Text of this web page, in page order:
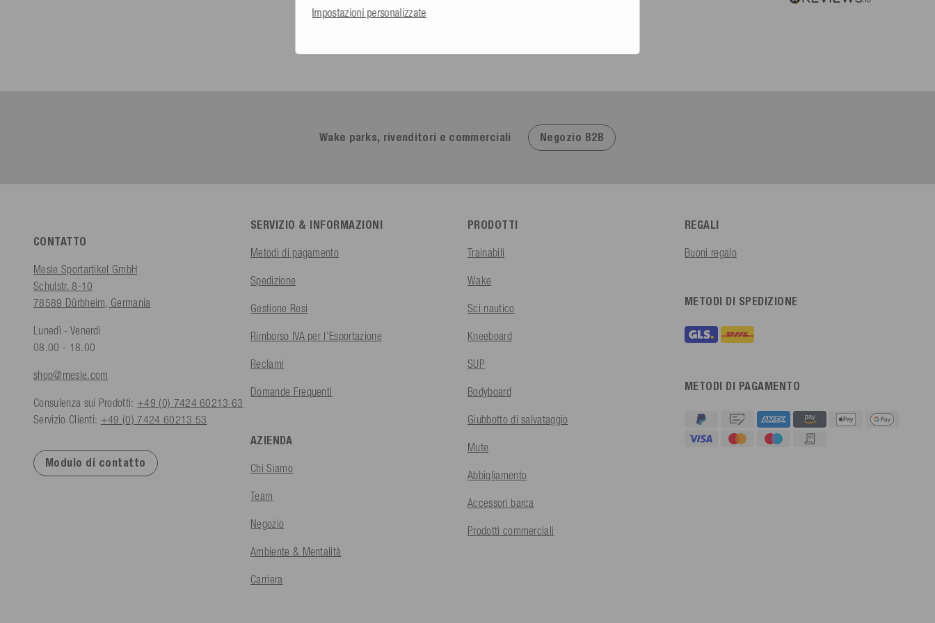
Eccezionale
Wake parks, rivenditori e commerciali Negozio B2B
CONTATTO
Mesle Sportartikel GmbH
Schulstr. 8-10
78589 Dürbheim, Germania
Lunedì - Venerdì
08.00 - 18.00
shop@mesle.com
Consulenza sui Prodotti: +49 (0) 7424 60213 63
Servizio Clienti: +49 (0) 7424 60213 53
Modulo di contatto
SERVIZIO & INFORMAZIONI
Metodi di pagamento
Spedizione
Gestione Resi
Rimborso IVA per l'Esportazione
Reclami
Domande Frequenti
AZIENDA
Chi Siamo
Team
Negozio
Ambiente & Mentalità
Carriera
PRODOTTI
Trainabili
Wake
Sci nautico
Kneeboard
SUP
Bodyboard
Giubbotto di salvataggio
Mute
Abbigliamento
Accessori barca
Prodotti commerciali
REGALI
Buoni regalo
METODI DI SPEDIZIONE
METODI DI PAGAMENTO
Impostazioni personalizzate
4,91 Valutazione 623 Recensioni